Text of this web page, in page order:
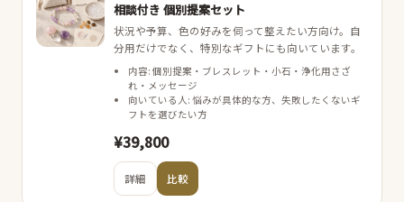
相談付き 個別提案セット
状況や予算、色の好みを伺って整えたい方向け。自
分用だけでなく、特別なギフトにも向いています。
内容: 個別提案・ブレスレット・小石・浄化用さざ
れ・メッセージ
向いている人: 悩みが具体的な方、失敗したくないギ
フトを選びたい方
¥39,800
詳細 比較